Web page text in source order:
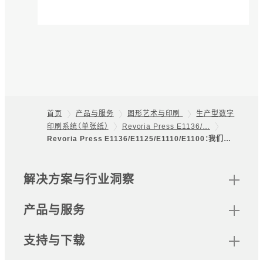
Footer
首页 产品与服务 图形艺术与印刷
生产型数字
印刷系统（单张纸）
Revoria Press E1136/…
Revoria Press E1136/E1125/E1110/E1100：我们…
网站地图
解决方案与行业洞察
产品与服务
支持与下载